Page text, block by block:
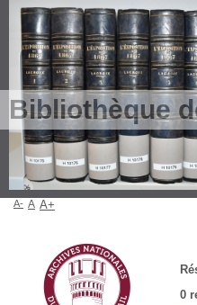
Bibliothèque
0
A- A A+